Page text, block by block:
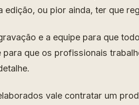
edição, ou pior ainda, ter que
e a equipe para que
para que os profissionais
vale contratar um